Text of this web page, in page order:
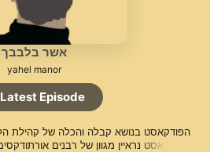
אשר בלבבך
yahel manor
Latest Episode